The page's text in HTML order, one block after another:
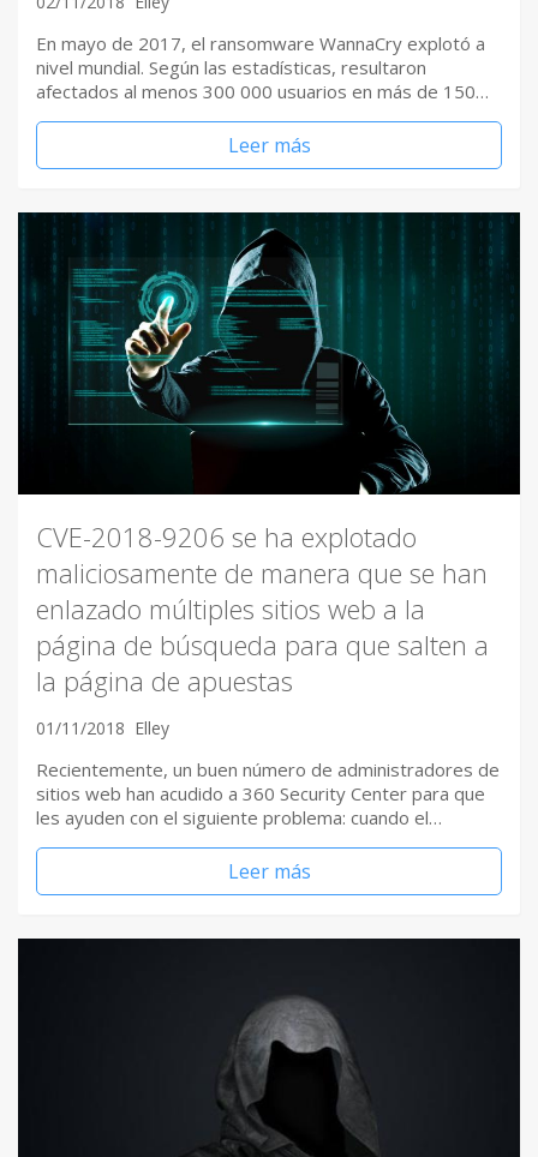
En mayo de 2017, el ransomware WannaCry explotó a
nivel mundial. Según las estadísticas, resultaron
afectados al menos 300 000 usuarios en más de 150…
Leer más
CVE-2018-9206 se ha explotado
maliciosamente de manera que se han
enlazado múltiples sitios web a la
página de búsqueda para que salten a
la página de apuestas
01/11/2018 Elley
Recientemente, un buen número de administradores de
sitios web han acudido a 360 Security Center para que
les ayuden con el siguiente problema: cuando el…
Leer más